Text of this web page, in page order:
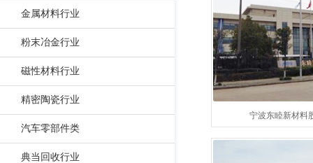
金属材料行业
粉末冶金行业
磁性材料行业
精密陶瓷行业
汽车零部件类
典当回收行业
宁波东睦新材料